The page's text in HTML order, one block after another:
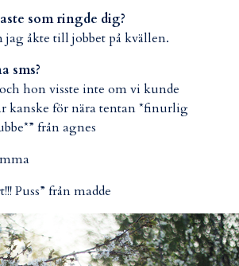
som ringde dig?
åkte till jobbet på kvällen.
sms?
hon visste inte om vi kunde
kanske för nära tentan *finurlig
från agnes
Puss” från madde